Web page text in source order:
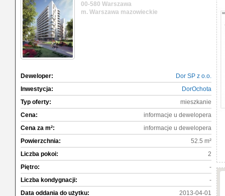
00-580 Warszawa
m. Warszawa mazowieckie
Deweloper:
Dor SP z o.o.
Inwestycja:
DorOchota
Typ oferty:
mieszkanie
Cena:
informacje u dewelopera
Cena za m²:
informacje u dewelopera
Powierzchnia:
52.5 m²
Liczba pokoi:
2
Piętro:
-
Liczba kondygnacji:
-
Data oddania do użytku:
2013-04-01